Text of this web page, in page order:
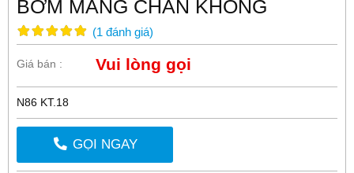
BƠM MÀNG CHÂN KHÔNG
(1 đánh giá)
Giá bán : Vui lòng gọi
N86 KT.18
GỌI NGAY